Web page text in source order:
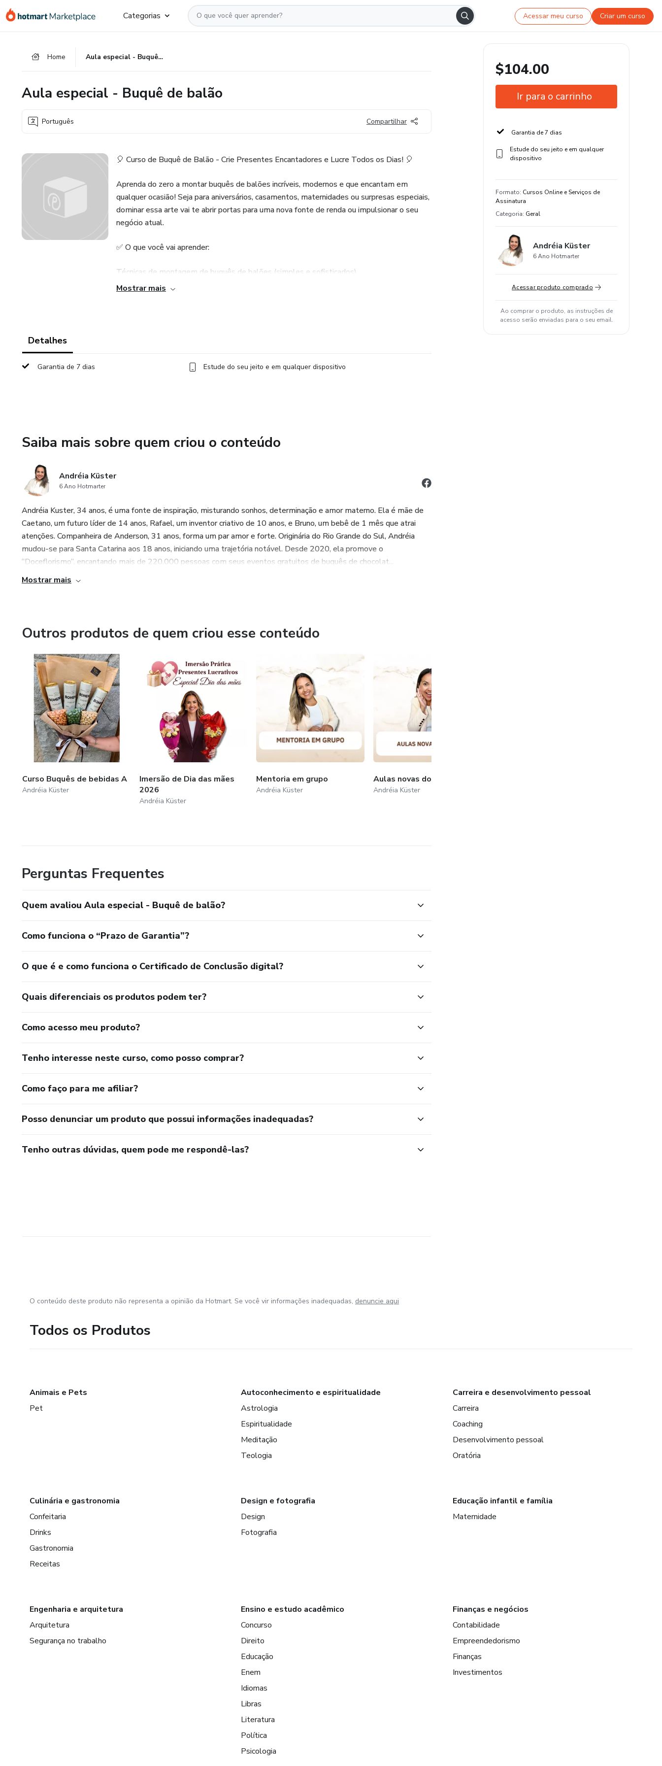
para
para
para
Categorias Acessar meu curso Criar um curso
Home Aula especial - Buquê de balão
Aula especial - Buquê de balão
Português Compartilhar
🎈 Curso de Buquê de Balão - Crie Presentes Encantadores e Lucre Todos os Dias! 🎈
Aprenda do zero a montar buquês de balões incríveis, modernos e que encantam em
qualquer ocasião! Seja para aniversários, casamentos, maternidades ou surpresas especiais,
dominar essa arte vai te abrir portas para uma nova fonte de renda ou impulsionar o seu
negócio atual.
✅ O que você vai aprender:
Técnicas de montagem de buquês de balões (simples e sofisticados)
Como precificar e vender seus buquês de forma profissional
Pessoas que querem começar a empreender com baixo investimento
💬 Bônus especial: Acesso a um grupo exclusivo para troca de ideias, dicas e inspiração
diária!
🚀 Comece hoje mesmo e descubra como transformar criatividade em renda!
Mostrar mais
Detalhes
Garantia de 7 dias Estude do seu jeito e em qualquer dispositivo
Saiba mais sobre quem criou o conteúdo
Andréia Küster
6 Ano Hotmarter
Andréia Kuster, 34 anos, é uma fonte de inspiração, misturando sonhos, determinação e amor materno. Ela é mãe de
Caetano, um futuro líder de 14 anos, Rafael, um inventor criativo de 10 anos, e Bruno, um bebê de 1 mês que atrai
atenções. Companheira de Anderson, 31 anos, forma um par amor e forte. Originária do Rio Grande do Sul, Andréia
mudou-se para Santa Catarina aos 18 anos, iniciando uma trajetória notável. Desde 2020, ela promove o
“Doceflorismo”, encantando mais de 220.000 pessoas com seus eventos gratuitos de buquês de chocolat...
Mostrar mais
Outros produtos de quem criou esse conteúdo
Curso Buquês de bebidas A
Andréia Küster
Imersão de Dia das mães
2026
Andréia Küster
Mentoria em grupo
Andréia Küster
Aulas novas do mês
Andréia Küster
Perguntas Frequentes
Quem avaliou Aula especial - Buquê de balão?
Como funciona o “Prazo de Garantia”?
O que é e como funciona o Certificado de Conclusão digital?
Quais diferenciais os produtos podem ter?
Como acesso meu produto?
Tenho interesse neste curso, como posso comprar?
Como faço para me afiliar?
Posso denunciar um produto que possui informações inadequadas?
Tenho outras dúvidas, quem pode me respondê-las?
$104.00
Ir para o carrinho
Garantia de 7 dias
Estude do seu jeito e em qualquer
dispositivo
Formato: Cursos Online e Serviços de
Assinatura
Categoria: Geral
Andréia Küster
6 Ano Hotmarter
Acessar produto comprado
Ao comprar o produto, as instruções de
acesso serão enviadas para o seu email.
O conteúdo deste produto não representa a opinião da Hotmart. Se você vir informações inadequadas, denuncie aqui
Todos os Produtos
Animais e Pets
Pet
Autoconhecimento e espiritualidade
Astrologia
Espiritualidade
Meditação
Teologia
Carreira e desenvolvimento pessoal
Carreira
Coaching
Desenvolvimento pessoal
Oratória
Culinária e gastronomia
Confeitaria
Drinks
Gastronomia
Receitas
Design e fotografia
Design
Fotografia
Educação infantil e família
Maternidade
Engenharia e arquitetura
Arquitetura
Segurança no trabalho
Ensino e estudo acadêmico
Concurso
Direito
Educação
Enem
Idiomas
Libras
Literatura
Política
Psicologia
Finanças e negócios
Contabilidade
Empreendedorismo
Finanças
Investimentos